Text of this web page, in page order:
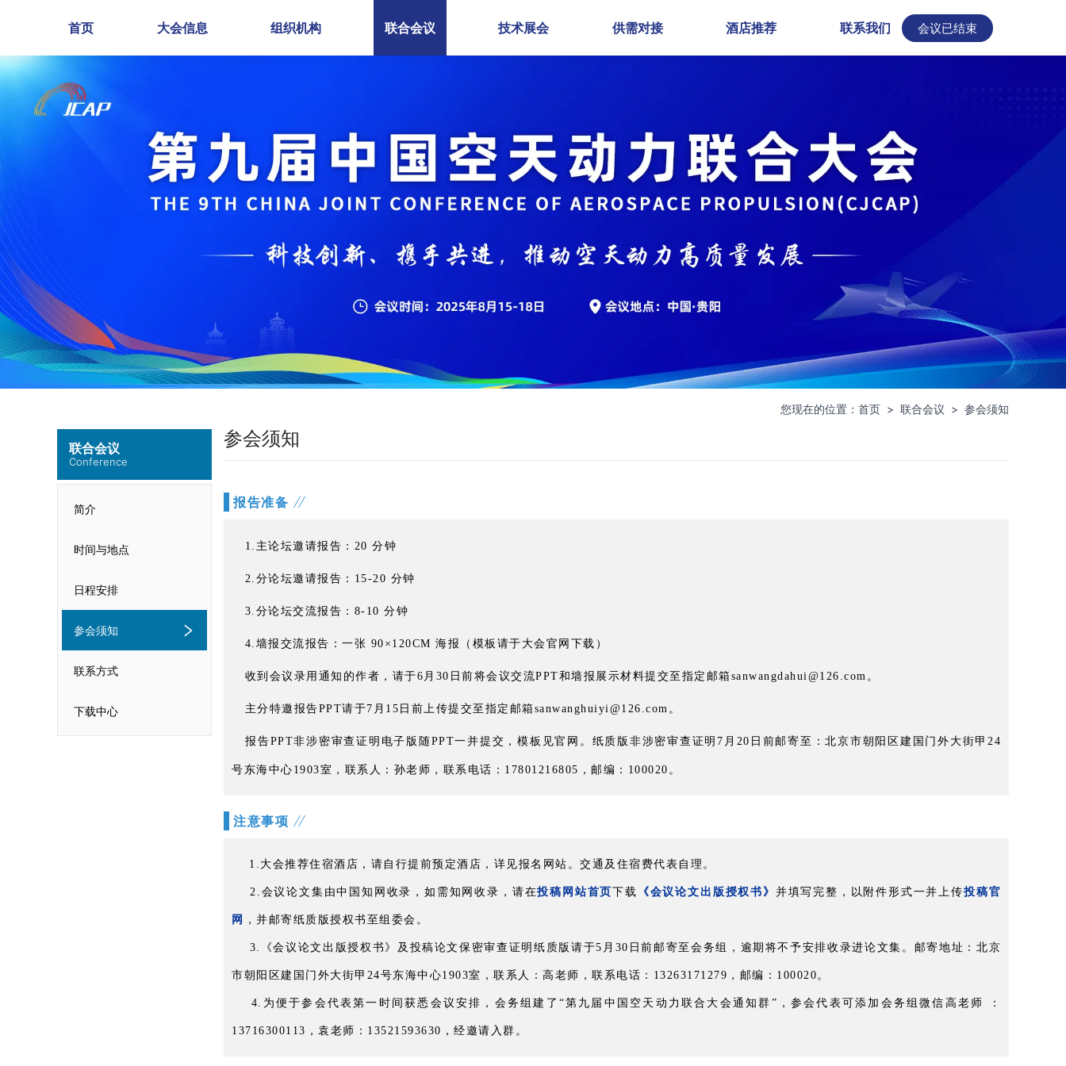
会议已结束
首页 大会信息 组织机构 联合会议 技术展会 供需对接 酒店推荐 联系我们
您现在的位置： 首页 > 联合会议 > 参会须知
联合会议
Conference
简介
时间与地点
日程安排
参会须知
联系方式
下载中心
参会须知
报告准备
1.主论坛邀请报告：20 分钟
2.分论坛邀请报告：15-20 分钟
3.分论坛交流报告：8-10 分钟
4.墙报交流报告：一张 90×120CM 海报（模板请于大会官网下载）
收到会议录用通知的作者，请于6月30日前将会议交流PPT和墙报展示材料提交至指定邮箱sanwangdahui@126.com。
主分特邀报告PPT请于7月15日前上传提交至指定邮箱sanwanghuiyi@126.com。
报告PPT非涉密审查证明电子版随PPT一并提交，模板见官网。纸质版非涉密审查证明7月20日前邮寄至：北京市朝阳区建国门外大街甲24
号东海中心1903室，联系人：孙老师，联系电话：17801216805，邮编：100020。
注意事项
1.大会推荐住宿酒店，请自行提前预定酒店，详见报名网站。交通及住宿费代表自理。
2.会议论文集由中国知网收录，如需知网收录，请在投稿网站首页下载 《会议论文出版授权书》 并填写完整，以附件形式一并上传投稿官
网 ，并邮寄纸质版授权书至组委会。
3.《会议论文出版授权书》及投稿论文保密审查证明纸质版请于5月30日前邮寄至会务组，逾期将不予安排收录进论文集。邮寄地址：北京
市朝阳区建国门外大街甲24号东海中心1903室，联系人：高老师，联系电话：13263171279，邮编：100020。
4.为便于参会代表第一时间获悉会议安排，会务组建了“第九届中国空天动力联合大会通知群”，参会代表可添加会务组微信高老师 ：
13716300113，袁老师：13521593630，经邀请入群。